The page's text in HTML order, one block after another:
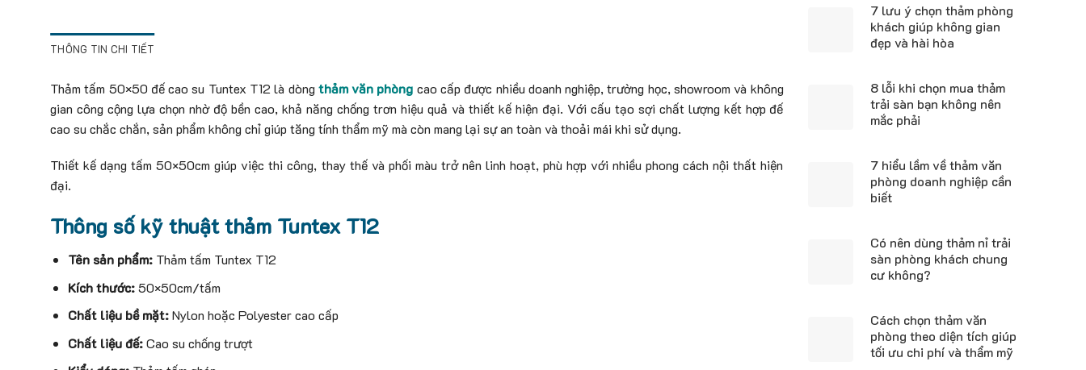
THÔNG TIN CHI TIẾT
Thảm tấm 50×50 đế cao su Tuntex T12 là dòng thảm văn phòng cao cấp được nhiều doanh nghiệp, trường học, showroom và không
gian công cộng lựa chọn nhờ độ bền cao, khả năng chống trơn hiệu quả và thiết kế hiện đại. Với cấu tạo sợi chất lượng kết hợp đế
cao su chắc chắn, sản phẩm không chỉ giúp tăng tính thẩm mỹ mà còn mang lại sự an toàn và thoải mái khi sử dụng.
Thiết kế dạng tấm 50×50cm giúp việc thi công, thay thế và phối màu trở nên linh hoạt, phù hợp với nhiều phong cách nội thất hiện
đại.
Thông số kỹ thuật thảm Tuntex T12
Tên sản phẩm: Thảm tấm Tuntex T12
Kích thước:50×50cm/tấm
Chất liệu bề mặt:Nylon hoặc Polyester cao cấp
Chất liệu đế:Cao su chống trượt
7 lưu ý chọn thảm phòng
khách giúp không gian
đẹp và hài hòa
8 lỗi khi chọn mua thảm
trải sàn bạn không nên
mắc phải
7 hiểu lầm về thảm văn
phòng doanh nghiệp cần
biết
Có nên dùng thảm nỉ trải
sàn phòng khách chung
cư không?
Cách chọn thảm văn
phòng theo diện tích giúp
tối ưu chi phí và thẩm mỹ